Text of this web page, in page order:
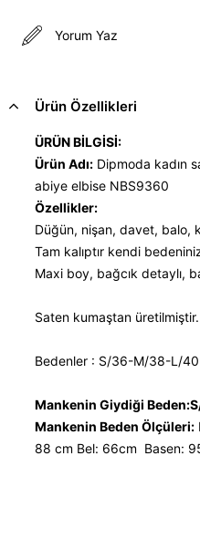
Yorum Yaz
Ürün Özellikleri
ÜRÜN BİLGİSİ:
Ürün Adı: Dipmoda kadın
abiye elbise NBS9360
Özellikler:
Düğün, nişan, davet, balo,
Tam kalıptır kendi
Maxi boy, bağcık detaylı,
Saten kumaştan
Bedenler : S/36-M/38-L/
Mankenin Giydiği
Mankenin Beden Ölçüleri:
88 cm Bel: 66cm Basen: